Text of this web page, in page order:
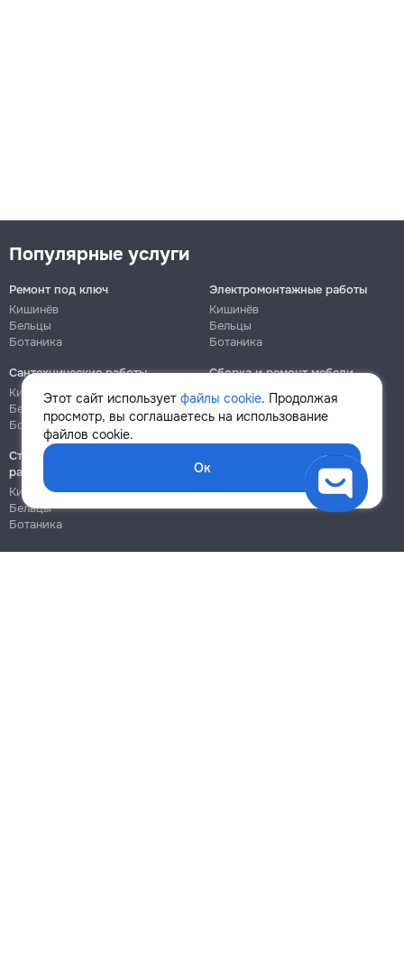
Этот сайт использует файлы cookie. Продолжая
просмотр, вы соглашаетесь на использование
файлов cookie.
Ок
Популярные услуги
Ремонт под ключ
Кишинёв
Бельцы
Ботаника
Электромонтажные работы
Кишинёв
Бельцы
Ботаника
Сантехнические работы
Кишинёв
Бельцы
Ботаника
Сборка и ремонт мебели
Кишинёв
Ботаника
Строительно-монтажные
работы
Кишинёв
Бельцы
Ботаника